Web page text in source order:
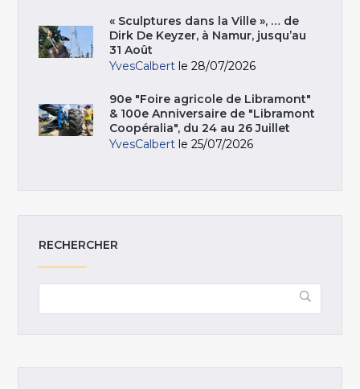
« Sculptures dans la Ville », … de
Dirk De Keyzer, à Namur, jusqu’au
31 Août
YvesCalbert le 28/07/2026
90e "Foire agricole de Libramont"
& 100e Anniversaire de "Libramont
Coopéralia", du 24 au 26 Juillet
YvesCalbert le 25/07/2026
RECHERCHER